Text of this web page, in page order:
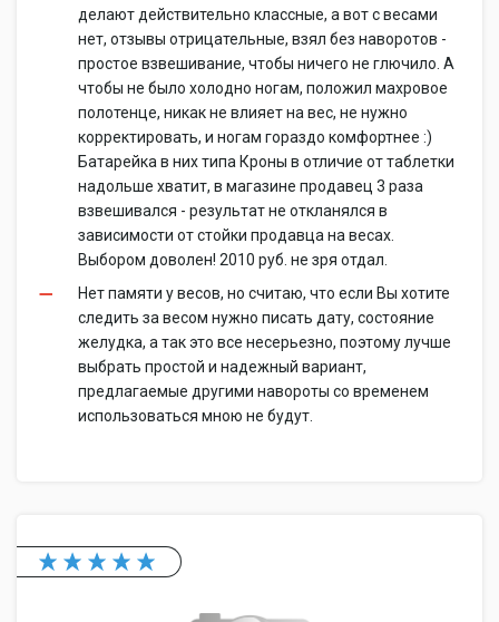
делают действительно классные, а вот с весами
нет, отзывы отрицательные, взял без наворотов -
простое взвешивание, чтобы ничего не глючило. А
чтобы не было холодно ногам, положил махровое
полотенце, никак не влияет на вес, не нужно
корректировать, и ногам гораздо комфортнее :)
Батарейка в них типа Кроны в отличие от таблетки
надольше хватит, в магазине продавец 3 раза
взвешивался - результат не откланялся в
зависимости от стойки продавца на весах.
Выбором доволен! 2010 руб. не зря отдал.
Нет памяти у весов, но считаю, что если Вы хотите
следить за весом нужно писать дату, состояние
желудка, а так это все несерьезно, поэтому лучше
выбрать простой и надежный вариант,
предлагаемые другими навороты со временем
использоваться мною не будут.